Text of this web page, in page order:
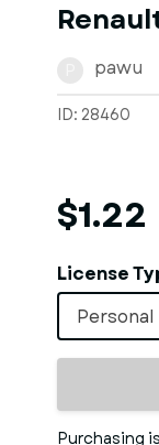
pawu
ID: 28460
$1.22
License
Purchasing